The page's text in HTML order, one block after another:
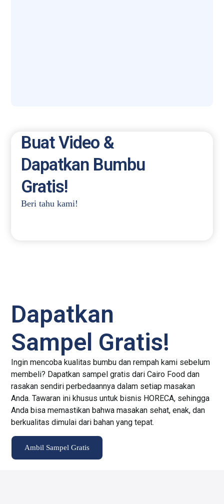
Buat Video &
Dapatkan Bumbu
Gratis!
Beri tahu kami!
Dapatkan
Sampel Gratis!
Ingin mencoba kualitas bumbu dan rempah kami sebelum
membeli? Dapatkan sampel gratis dari Cairo Food dan
rasakan sendiri perbedaannya dalam setiap masakan
Anda. Tawaran ini khusus untuk bisnis HORECA, sehingga
Anda bisa memastikan bahwa masakan sehat, enak, dan
berkualitas dimulai dari bahan yang tepat.
Ambil Sampel Gratis